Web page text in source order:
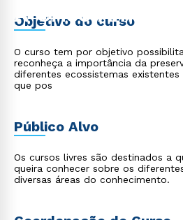
A Crise
Objetivo do curso
O curso tem por objetivo
reconheça a importância da
diferentes ecossistemas
que pos
Público Alvo
Os cursos livres são destinados a
queira conhecer sobre os
diversas áreas do conhecimento.